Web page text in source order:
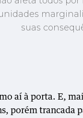
suas
aí à porta. E,
porém trancada